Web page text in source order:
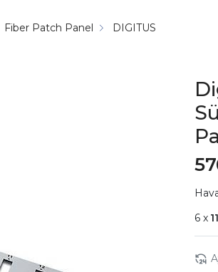
Fiber Patch Panel DIGITUS